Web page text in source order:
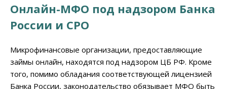
Онлайн-МФО под надзором Банка
России и СРО
Микрофинансовые организации, предоставляющие
займы онлайн, находятся под надзором ЦБ РФ. Кроме
того, помимо обладания соответствующей лицензией
Банка России, законодательство обязывает МФО быть